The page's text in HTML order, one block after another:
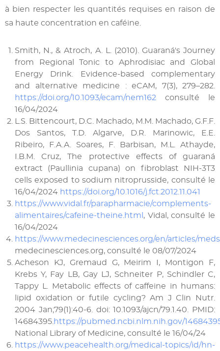
à bien respecter les quantités requises en raison de
sa haute concentration en caféine.
Smith, N., & Atroch, A. L. (2010). Guaraná's Journey
from Regional Tonic to Aphrodisiac and Global
Energy Drink. Evidence-based complementary
and alternative medicine : eCAM, 7(3), 279–282.
https://doi.org/10.1093/ecam/nem162 consulté le
16/04/2024
L.S. Bittencourt, D.C. Machado, M.M. Machado, G.F.F.
Dos Santos, T.D. Algarve, D.R. Marinowic, E.E.
Ribeiro, F.A.A. Soares, F. Barbisan, M.L. Athayde,
I.B.M. Cruz, The protective effects of guaraná
extract (Paullinia cupana) on fibroblast NIH-3T3
cells exposed to sodium nitroprusside, consulté le
16/04/2024 https://doi.org/10.1016/j.fct.2012.11.041
https://www.vidal.fr/parapharmacie/complements-
alimentaires/cafeine-theine.html, Vidal, consulté le
16/04/2024
https://www.medecinesciences.org/en/articles/
medecinesciences.org, consulté le 08/07/2024
Acheson KJ, Gremaud G, Meirim I, Montigon F,
Krebs Y, Fay LB, Gay LJ, Schneiter P, Schindler C,
Tappy L. Metabolic effects of caffeine in humans:
lipid oxidation or futile cycling? Am J Clin Nutr.
2004 Jan;79(1):40-6. doi: 10.1093/ajcn/79.1.40. PMID:
14684395.https://pubmed.ncbi.nlm.nih.gov/
National Library of Medicine, consulté le 16/04/24
https://www.peacehealth.org/medical-topics/id/hn-